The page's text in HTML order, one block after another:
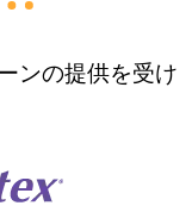
ンの提供を受け